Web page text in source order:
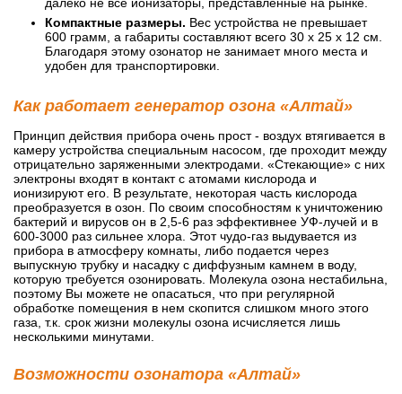
Компактные размеры. Вес устройства не превышает
600 грамм, а габариты составляют всего 30 x 25 x 12 см.
Благодаря этому озонатор не занимает много места и
удобен для транспортировки.
Как работает генератор озона «Алтай»
Принцип действия прибора очень прост - воздух втягивается в
камеру устройства специальным насосом, где проходит между
отрицательно заряженными электродами. «Стекающие» с них
электроны входят в контакт с атомами кислорода и
ионизируют его. В результате, некоторая часть кислорода
преобразуется в озон. По своим способностям к уничтожению
бактерий и вирусов он в 2,5-6 раз эффективнее УФ-лучей и в
600-3000 раз сильнее хлора. Этот чудо-газ выдувается из
прибора в атмосферу комнаты, либо подается через
выпускную трубку и насадку с диффузным камнем в воду,
которую требуется озонировать. Молекула озона нестабильна,
поэтому Вы можете не опасаться, что при регулярной
обработке помещения в нем скопится слишком много этого
газа, т.к. срок жизни молекулы озона исчисляется лишь
несколькими минутами.
Возможности озонатора «Алтай»